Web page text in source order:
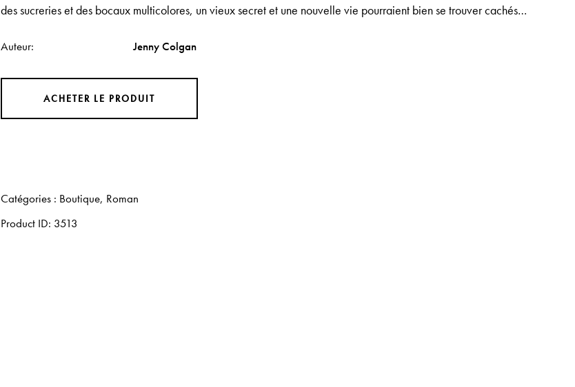
des sucreries et des bocaux multicolores, un vieux secret et une nouvelle vie pourraient bien se trouver cachés…
Auteur Jenny Colgan
ACHETER LE PRODUIT
Catégories : Boutique, Roman
Product ID: 3513